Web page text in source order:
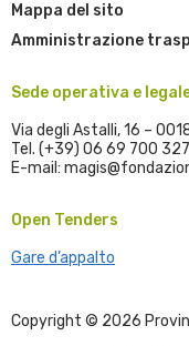
Mappa del sito
Amministrazione
Sede operativa e
Via degli Astalli, 16 –
Tel. (+39) 06 69 700
E-mail:
Open Tenders
Gare d’appalto
Copyright © 2026